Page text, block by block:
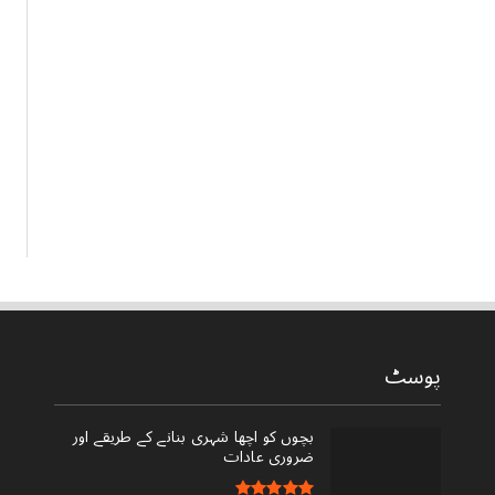
پوسٹ
بچوں کو اچھا شہری بنانے کے طریقے اور
ضروری عادات